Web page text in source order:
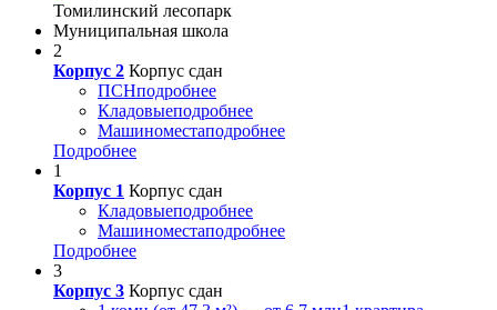
Томилинский лесопарк
Муниципальная школа
2
Корпус 2 Корпус сдан
ПСНподробнее
Кладовыеподробнее
Машиноместаподробнее
Подробнее
1
Корпус 1 Корпус сдан
Кладовыеподробнее
Машиноместаподробнее
Подробнее
3
Корпус 3 Корпус сдан